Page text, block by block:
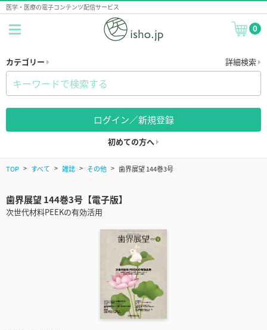
医学・医療の電子コンテンツ配信サービス
0
カテゴリー 詳細検索
ログイン／新規登録
初めての方へ
TOP すべて 雑誌 その他 歯界展望 144巻3号
歯界展望 144巻3号【電子版】
次世代材料PEEKの有効活用